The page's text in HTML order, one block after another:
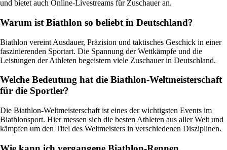
und bietet auch Online-Livestreams für Zuschauer an.
Warum ist Biathlon so beliebt in Deutschland?
Biathlon vereint Ausdauer, Präzision und taktisches Geschick in einer
faszinierenden Sportart. Die Spannung der Wettkämpfe und die
Leistungen der Athleten begeistern viele Zuschauer in Deutschland.
Welche Bedeutung hat die Biathlon-Weltmeisterschaft
für die Sportler?
Die Biathlon-Weltmeisterschaft ist eines der wichtigsten Events im
Biathlonsport. Hier messen sich die besten Athleten aus aller Welt und
kämpfen um den Titel des Weltmeisters in verschiedenen Disziplinen.